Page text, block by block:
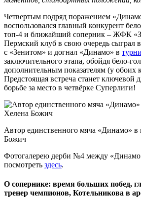
Четвертым подряд поражением
воспользовался главный конкурент
топ-4 и ближайший соперник – ЖФК
Пермский клуб в свою очередь сыграл
с «Зенитом» и догнал «Динамо» в
заключительного этапа, обойдя бело-
дополнительным показателям (у обоих
Предстоящая встреча станет ключевой
борьбе за место в четвёрке Суперлиги!
Автор единственного мяча «Динамо»
Божич
Фотогалерею дерби №4 между
посмотреть здесь.
О сопернике: время больших побед,
тренер чемпионов, Котельникова в